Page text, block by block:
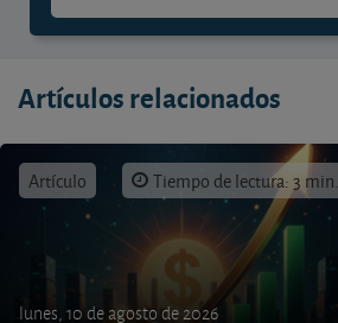
Artículos relacionados
Artículo Tiempo de lectura: 3 min.
lunes, 10 de agosto de 2026